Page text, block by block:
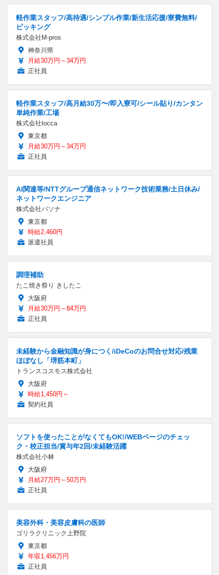
軽作業スタッフ/高待遇/シンプル作業/新生活応援/寮費無料/
ピッキング
株式会社M-pros
神奈川県
月給30万円～34万円
正社員
軽作業スタッフ/高月給30万〜/即入寮可/シール貼り/カンタン
単純作業/工場
株式会社tocca
東京都
月給30万円～34万円
正社員
AI関連等/NTTグループ通信ネットワーク技術業務/土日休み/
ネットワークエンジニア
株式会社パソナ
東京都
時給2,460円
派遣社員
調理補助
たこ焼き祭り きしたこ
大阪府
月給30万円～84万円
正社員
未経験から金融知識が身につく/iDeCoのお問合せ対応/残業
ほぼなし「堺筋本町」
トランスコスモス株式会社
大阪府
時給1,450円～
契約社員
ソフトを使ったことがなくてもOK!/WEBページのチェッ
ク・校正担当/賞与年2回/未経験活躍
株式会社小林
大阪府
月給27万円～50万円
正社員
美容外科・美容皮膚科の医師
ゴリラクリニック上野院
東京都
年収1,456万円
正社員